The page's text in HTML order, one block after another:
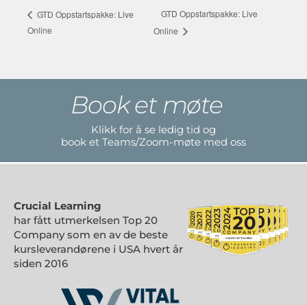
GTD Oppstartspakke: Live
Online
GTD Oppstartspakke: Live
Online
Book et møte
Klikk for å se ledig tid og
book et Teams/Zoom-møte med oss
Crucial Learning
har fått utmerkelsen Top 20
Company som en av de beste
kursleverandørene i USA hvert år
siden 2016